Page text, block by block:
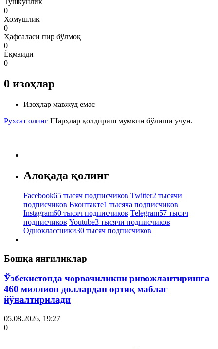
0
Хомушлик
0
Ҳафсаласи пир бўлмоқ
0
Ёқмайди
0
0 изоҳлар
Изоҳлар мавжуд емас
Рухсат олинг Шарҳлар қолдириш мумкин бўлиши учун.
Алоқада қолинг
Facebook65 тысяч подписчиков Twitter2 тысячи
подписчиков Вконтакте1 тысяча подписчиков
Instagram60 тысяч подписчиков Telegram57 тысяч
подписчиков Youtube3 тысячи подписчиков
Одноклассники30 тысяч подписчиков
Бошқа янгиликлар
Ўзбекистонда чорвачиликни ривожлантиришга
460 миллион доллардан ортиқ маблағ
йўналтирилади
05.08.2026, 19:27
0